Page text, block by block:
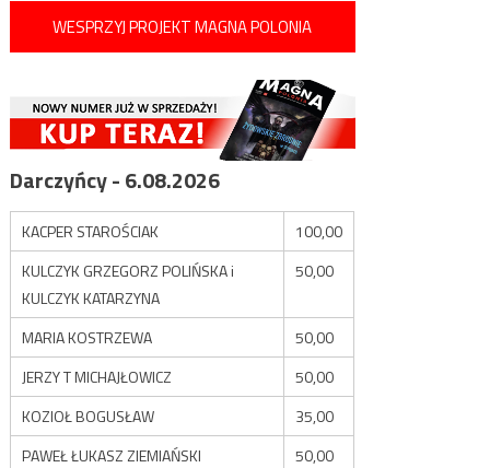
WESPRZYJ PROJEKT MAGNA POLONIA
Darczyńcy - 6.08.2026
KACPER STAROŚCIAK
100,00
KULCZYK GRZEGORZ POLIŃSKA i
KULCZYK KATARZYNA
50,00
MARIA KOSTRZEWA
50,00
JERZY T MICHAJŁOWICZ
50,00
KOZIOŁ BOGUSŁAW
35,00
PAWEŁ ŁUKASZ ZIEMIAŃSKI
50,00